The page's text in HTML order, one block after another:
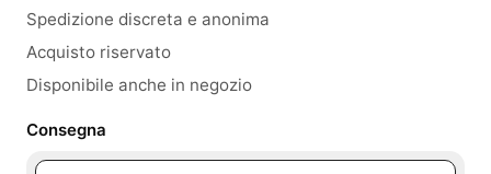
Spedizione discreta e anonima
Acquisto riservato
Disponibile anche in negozio
Consegna